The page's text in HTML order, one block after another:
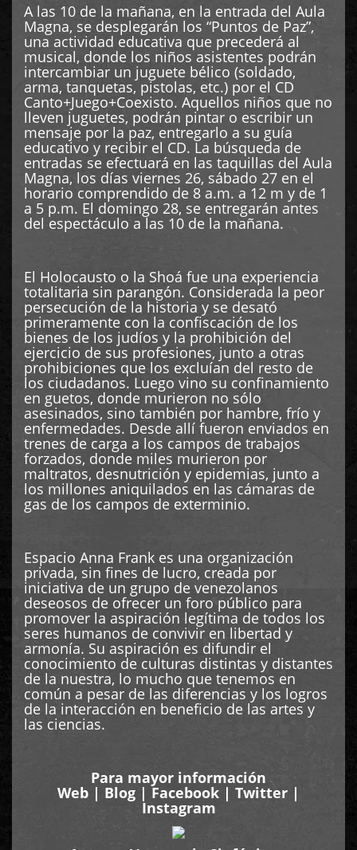
A las 10 de la mañana, en la entrada del Aula
Magna, se desplegarán los “Puntos de Paz”,
una actividad educativa que precederá al
musical, donde los niños asistentes podrán
intercambiar un juguete bélico (soldado,
arma, tanquetas, pistolas, etc.) por el CD
Canto+Juego+Coexisto. Aquellos niños que no
lleven juguetes, podrán pintar o escribir un
mensaje por la paz, entregarlo a su guía
educativo y recibir el CD. La búsqueda de
entradas se efectuará en las taquillas del Aula
Magna, los días viernes 26, sábado 27 en el
horario comprendido de 8 a.m. a 12 m y de 1
a 5 p.m. El domingo 28, se entregarán antes
del espectáculo a las 10 de la mañana.
El Holocausto o la Shoá fue una experiencia
totalitaria sin parangón. Considerada la peor
persecución de la historia y se desató
primeramente con la confiscación de los
bienes de los judíos y la prohibición del
ejercicio de sus profesiones, junto a otras
prohibiciones que los excluían del resto de
los ciudadanos. Luego vino su confinamiento
en guetos, donde murieron no sólo
asesinados, sino también por hambre, frío y
enfermedades. Desde allí fueron enviados en
trenes de carga a los campos de trabajos
forzados, donde miles murieron por
maltratos, desnutrición y epidemias, junto a
los millones aniquilados en las cámaras de
gas de los campos de exterminio.
Espacio Anna Frank es una organización
privada, sin fines de lucro, creada por
iniciativa de un grupo de venezolanos
deseosos de ofrecer un foro público para
promover la aspiración legítima de todos los
seres humanos de convivir en libertad y
armonía. Su aspiración es difundir el
conocimiento de culturas distintas y distantes
de la nuestra, lo mucho que tenemos en
común a pesar de las diferencias y los logros
de la interacción en beneficio de las artes y
las ciencias.
Para mayor información
Web | Blog |Facebook | Twitter |
Instagram